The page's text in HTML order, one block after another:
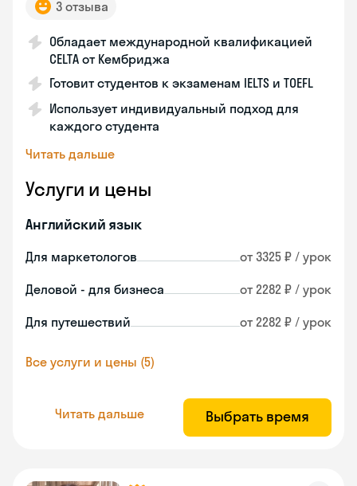
3 отзыва
Обладает международной квалификацией
CELTA от Кембриджа
Готовит студентов к экзаменам IELTS и TOEFL
Использует индивидуальный подход для
каждого студента
Читать дальше
Услуги и цены
Английский язык
Для маркетологов от 3325 ₽ / урок
Деловой - для бизнеса от 2282 ₽ / урок
Для путешествий от 2282 ₽ / урок
Все услуги и цены (5)
Читать дальше Выбрать время